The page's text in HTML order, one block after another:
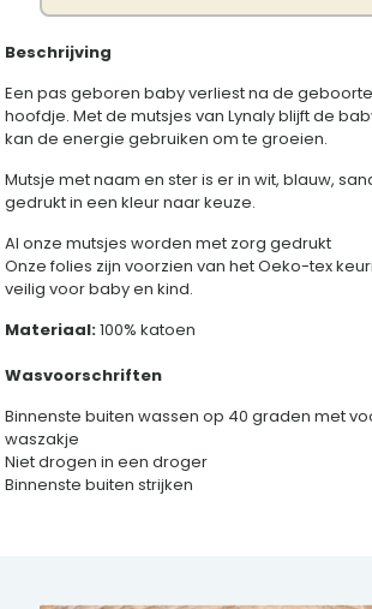
aantal
Beschrijving
Een pas geboren baby verliest na de
hoofdje. Met de mutsjes van Lynaly blijft de
kan de energie gebruiken om te groeien.
Mutsje met naam en ster is er in wit, blauw,
gedrukt in een kleur naar keuze.
Al onze mutsjes worden met zorg gedrukt
Onze folies zijn voorzien van het Oeko-tex
veilig voor baby en kind.
Materiaal:100% katoen
Wasvoorschriften
Binnenste buiten wassen op 40 graden met
waszakje
Niet drogen in een droger
Binnenste buiten strijken